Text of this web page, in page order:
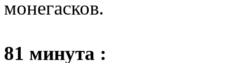
монегасков.
81 минута :